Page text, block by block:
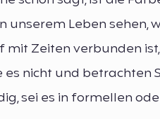
unserem Leben
mit Zeiten verbunden
es nicht und betrachten
sei es in formellen